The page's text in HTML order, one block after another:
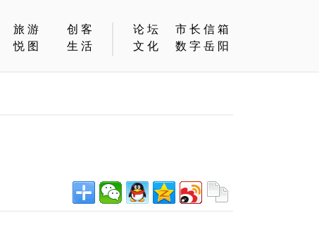
旅游
创客
悦图
生活
论坛
市长信箱
文化
数字岳阳